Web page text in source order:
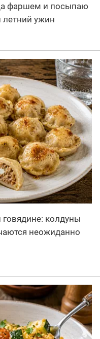
фаршем и посыпаю
летний ужин
колдуны
неожиданно